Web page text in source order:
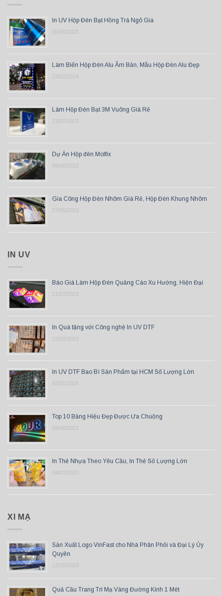
In UV Hộp Đèn Bạt Hồng Trà Ngô Gia
30/06/2023
Làm Biển Hộp Đèn Alu Âm Bản, Mẫu Hộp Đèn Alu Đẹp
23/02/2024
Làm Hộp Đèn Bạt 3M Vuông Giá Rẻ
21/07/2023
Dự Án Hộp đèn Molfix
09/06/2022
Gia Công Hộp Đèn Nhôm Giá Rẻ, Hộp Đèn Khung Nhôm
27/05/2023
IN UV
Báo Giá Làm Hộp Đèn Quảng Cáo Xu Hướng, Hiện Đại
21/07/2023
In Quà tặng với Công nghệ In UV DTF
12/03/2023
In UV DTF Bao Bì Sản Phẩm tại HCM Số Lượng Lớn
03/01/2024
Top 10 Bảng Hiệu Đẹp Được Ưa Chuộng
08/06/2021
In Thẻ Nhựa Theo Yêu Cầu, In Thẻ Số Lượng Lớn
04/03/2023
XI MẠ
Sản Xuất Logo VinFast cho Nhà Phân Phối và Đại Lý Ủy
Quyền
12/05/2023
Quả Cầu Trang Trí Mạ Vàng Đường Kính 1 Mét